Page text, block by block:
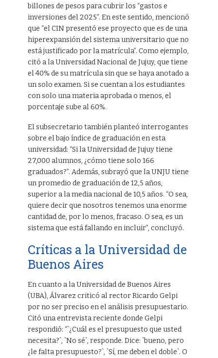
billones de pesos para cubrir los “gastos e
inversiones del 2025”. En este sentido, mencionó
que “el CIN presentó ese proyecto que es de una
hiperexpansión del sistema universitario que no
está justificado por la matrícula”. Como ejemplo,
citó a la Universidad Nacional de Jujuy, que tiene
el 40% de su matrícula sin que se haya anotado a
un solo examen. Si se cuentan a los estudiantes
con solo una materia aprobada o menos, el
porcentaje sube al 60%.
El subsecretario también planteó interrogantes
sobre el bajo índice de graduación en esta
universidad: “Si la Universidad de Jujuy tiene
27,000 alumnos, ¿cómo tiene solo 166
graduados?”. Además, subrayó que la UNJU tiene
un promedio de graduación de 12,5 años,
superior a la media nacional de 10,5 años. “O sea,
quiere decir que nosotros tenemos una enorme
cantidad de, por lo menos, fracaso. O sea, es un
sistema que está fallando en incluir”, concluyó.
Críticas a la Universidad de
Buenos Aires
En cuanto a la Universidad de Buenos Aires
(UBA), Álvarez criticó al rector Ricardo Gelpi
por no ser preciso en el análisis presupuestario.
Citó una entrevista reciente donde Gelpi
respondió: “`¿Cuál es el presupuesto que usted
necesita?`, `No sé`, responde. Dice: `bueno, pero
¿le falta presupuesto?`, `Sí, me deben el doble`. O